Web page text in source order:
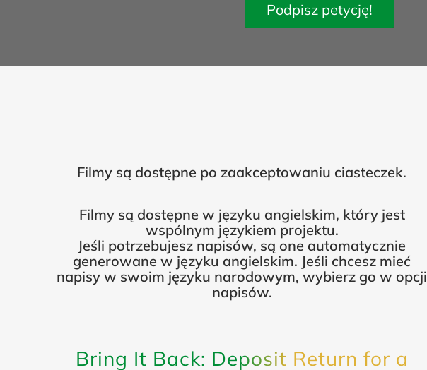
Podpisz petycję!
Filmy są dostępne po zaakceptowaniu ciasteczek.
Filmy są dostępne w języku angielskim, który jest
wspólnym językiem projektu.
Jeśli potrzebujesz napisów, są one automatycznie
generowane w języku angielskim. Jeśli chcesz mieć
napisy w swoim języku narodowym, wybierz go w opcji
napisów.
Bring It Back: Deposit Return for a